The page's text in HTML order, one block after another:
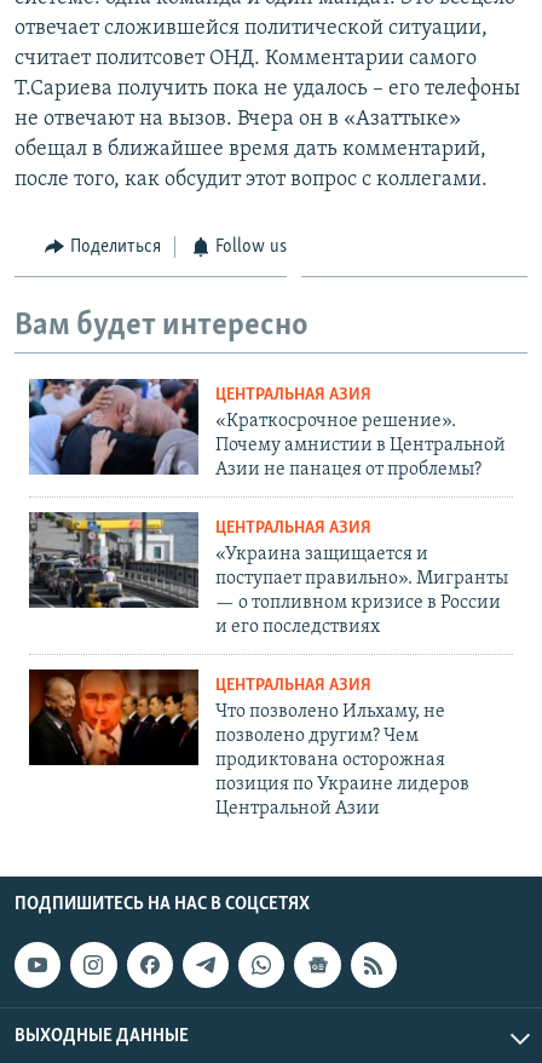
отвечает сложившейся политической ситуации,
считает политсовет ОНД. Комментарии самого
Т.Сариева получить пока не удалось – его телефоны
не отвечают на вызов. Вчера он в «Азаттыке»
обещал в ближайшее время дать комментарий,
после того, как обсудит этот вопрос с коллегами.
Поделиться Follow us
Вам будет интересно
ЦЕНТРАЛЬНАЯ АЗИЯ
«Краткосрочное решение».
Почему амнистии в Центральной
Азии не панацея от проблемы?
ЦЕНТРАЛЬНАЯ АЗИЯ
«Украина защищается и
поступает правильно». Мигранты
— о топливном кризисе в России
и его последствиях
ЦЕНТРАЛЬНАЯ АЗИЯ
Что позволено Ильхаму, не
позволено другим? Чем
продиктована осторожная
позиция по Украине лидеров
Центральной Азии
ПОДПИШИТЕСЬ НА НАС В СОЦСЕТЯХ
ВЫХОДНЫЕ ДАННЫЕ